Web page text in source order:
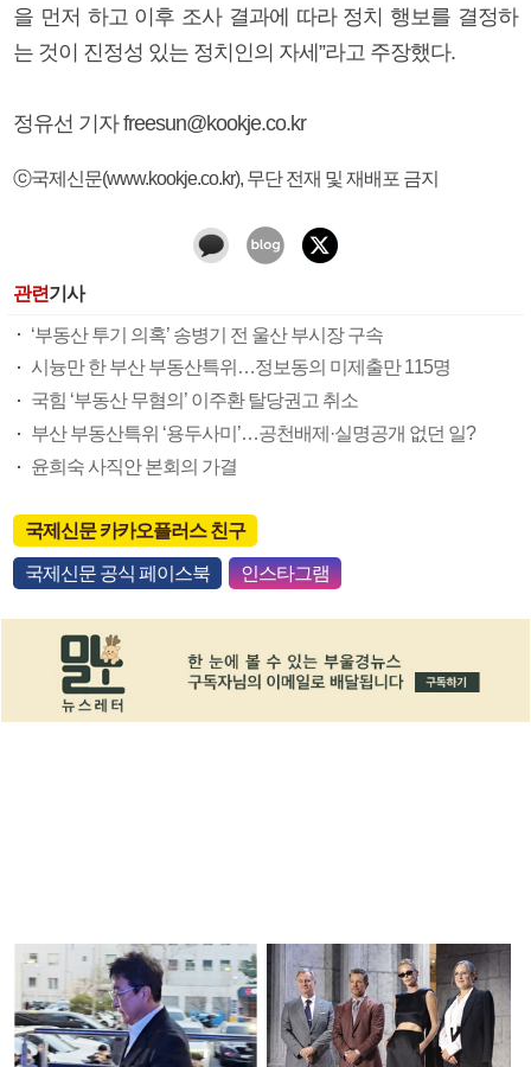
을 먼저 하고 이후 조사 결과에 따라 정치 행보를 결정하
는 것이 진정성 있는 정치인의 자세”라고 주장했다.
정유선 기자 freesun@kookje.co.kr
ⓒ국제신문(www.kookje.co.kr), 무단 전재 및 재배포 금지
관련기사
‘부동산 투기 의혹’ 송병기 전 울산 부시장 구속
시늉만 한 부산 부동산특위…정보동의 미제출만 115명
국힘 ‘부동산 무혐의’ 이주환 탈당권고 취소
부산 부동산특위 ‘용두사미’…공천배제·실명공개 없던 일?
윤희숙 사직안 본회의 가결
국제신문 카카오플러스 친구
국제신문 공식 페이스북 인스타그램